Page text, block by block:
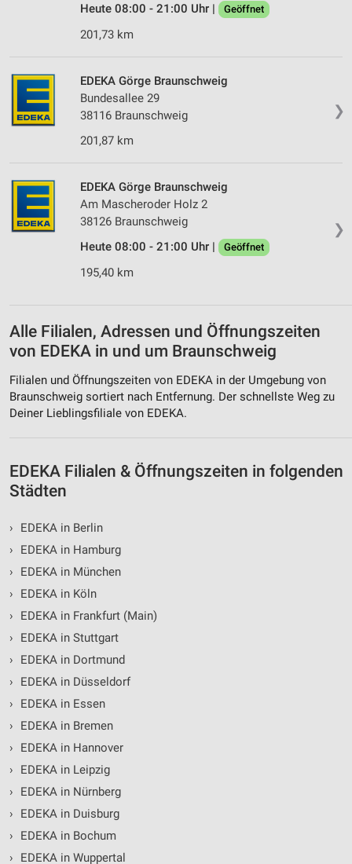
Heute 08:00 - 21:00 Uhr | Geöffnet
201,73 km
❯
EDEKA Görge Braunschweig
Bundesallee 29
38116 Braunschweig
201,87 km
❯
EDEKA Görge Braunschweig
Am Mascheroder Holz 2
38126 Braunschweig
Heute 08:00 - 21:00 Uhr |
Geöffnet
195,40 km
Alle Filialen, Adressen und Öffnungszeiten
von EDEKA in und um Braunschweig
Filialen und Öffnungszeiten von EDEKA in der Umgebung von
Braunschweig sortiert nach Entfernung. Der schnellste Weg zu
Deiner Lieblingsfiliale von EDEKA.
EDEKA Filialen & Öffnungszeiten in folgenden
Städten
›
EDEKA in Berlin
›
EDEKA in Hamburg
›
EDEKA in München
›
EDEKA in Köln
›
EDEKA in Frankfurt (Main)
›
EDEKA in Stuttgart
›
EDEKA in Dortmund
›
EDEKA in Düsseldorf
›
EDEKA in Essen
›
EDEKA in Bremen
›
EDEKA in Hannover
›
EDEKA in Leipzig
›
EDEKA in Nürnberg
›
EDEKA in Duisburg
›
EDEKA in Bochum
›
EDEKA in Wuppertal
Verwendung genauer Standortdaten
Nicht-IAB-Verarbeitungszwecke:
Performance
Werbung